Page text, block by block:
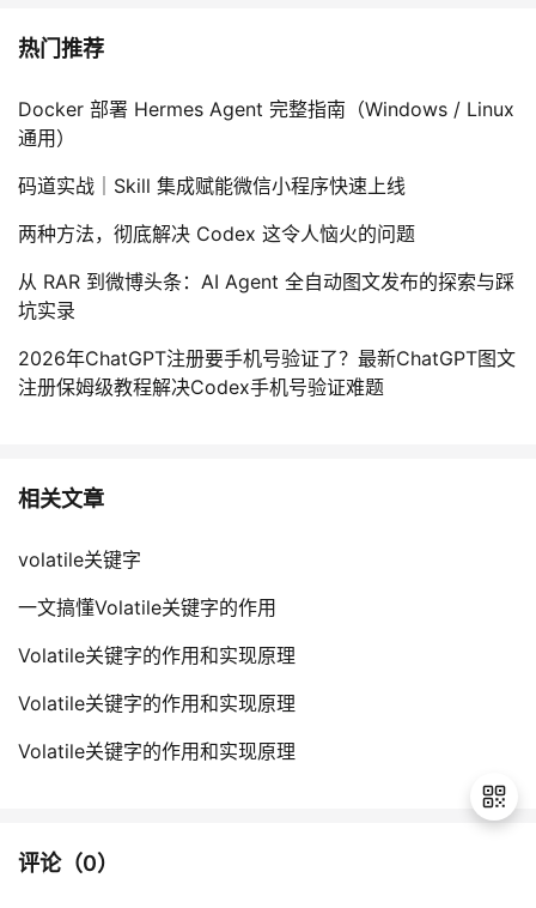
热门推荐
Docker 部署 Hermes Agent 完整指南（Windows / Linux
通用）
码道实战｜Skill 集成赋能微信小程序快速上线
两种方法，彻底解决 Codex 这令人恼火的问题
从 RAR 到微博头条：AI Agent 全自动图文发布的探索与踩
坑实录
2026年ChatGPT注册要手机号验证了？最新ChatGPT图文
注册保姆级教程解决Codex手机号验证难题
相关文章
volatile关键字
一文搞懂Volatile关键字的作用
Volatile关键字的作用和实现原理
Volatile关键字的作用和实现原理
Volatile关键字的作用和实现原理
评论（0）